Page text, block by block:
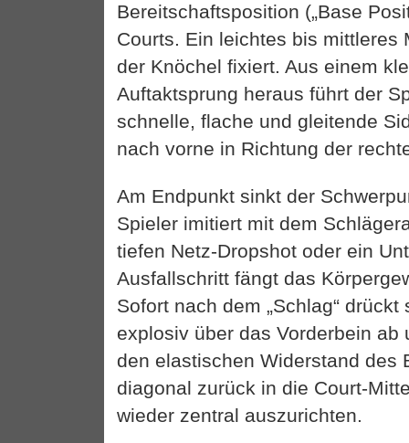
Bereitschaftsposition („Base
Courts. Ein leichtes bis mittleres
der Knöchel fixiert. Aus einem
Auftaktsprung heraus führt der
schnelle, flache und gleitende
nach vorne in Richtung der
Am Endpunkt sinkt der
Spieler imitiert mit dem
tiefen Netz-Dropshot oder ein
Ausfallschritt fängt das
Sofort nach dem „Schlag“
explosiv über das Vorderbein ab
den elastischen Widerstand des
diagonal zurück in die Court-
wieder zentral auszurichten.